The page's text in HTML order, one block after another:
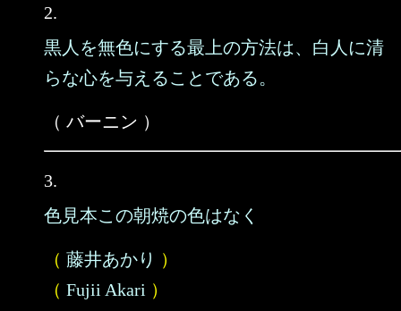
2.
黒人を無色にする最上の方法は、白人に清
らな心を与えることである。
（ バーニン ）
3.
色見本この朝焼の色はなく
（ 藤井あかり ）
（ Fujii Akari ）